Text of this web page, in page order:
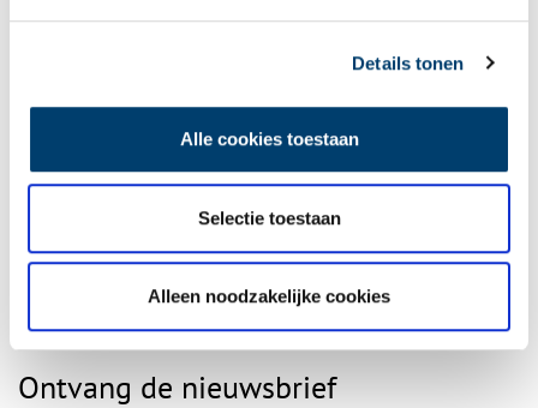
Details tonen
Alle cookies toestaan
Selectie toestaan
Alleen noodzakelijke cookies
Publicatiedatum: 12/01/2011
Ontvang de nieuwsbrief